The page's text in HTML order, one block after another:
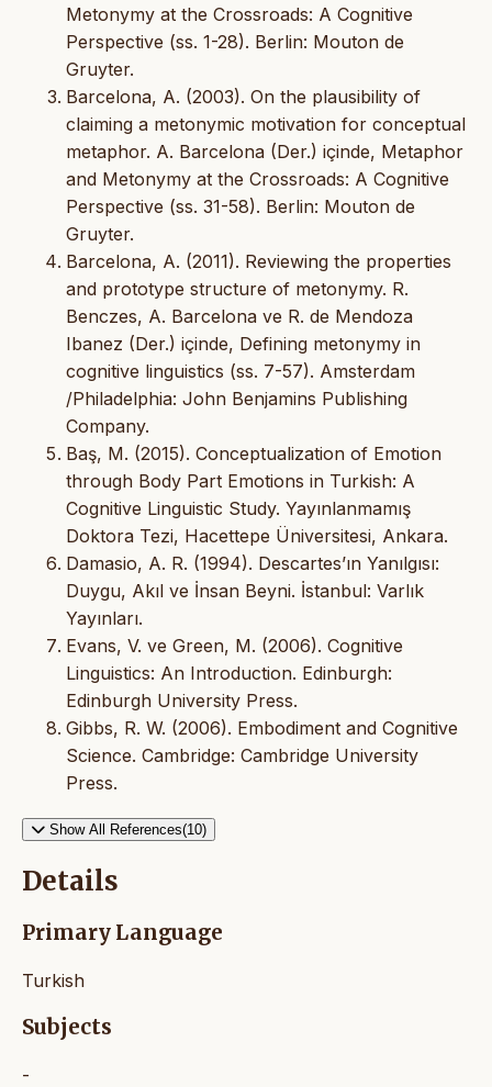
Metonymy at the Crossroads: A Cognitive
Perspective (ss. 1-28). Berlin: Mouton de
Gruyter.
Barcelona, A. (2003). On the plausibility of
claiming a metonymic motivation for conceptual
metaphor. A. Barcelona (Der.) içinde, Metaphor
and Metonymy at the Crossroads: A Cognitive
Perspective (ss. 31-58). Berlin: Mouton de
Gruyter.
Barcelona, A. (2011). Reviewing the properties
and prototype structure of metonymy. R.
Benczes, A. Barcelona ve R. de Mendoza
Ibanez (Der.) içinde, Defining metonymy in
cognitive linguistics (ss. 7-57). Amsterdam
/Philadelphia: John Benjamins Publishing
Company.
Baş, M. (2015). Conceptualization of Emotion
through Body Part Emotions in Turkish: A
Cognitive Linguistic Study. Yayınlanmamış
Doktora Tezi, Hacettepe Üniversitesi, Ankara.
Damasio, A. R. (1994). Descartes’ın Yanılgısı:
Duygu, Akıl ve İnsan Beyni. İstanbul: Varlık
Yayınları.
Evans, V. ve Green, M. (2006). Cognitive
Linguistics: An Introduction. Edinburgh:
Edinburgh University Press.
Gibbs, R. W. (2006). Embodiment and Cognitive
Science. Cambridge: Cambridge University
Press.
Show All References(10)
Details
Primary Language
Turkish
Subjects
-